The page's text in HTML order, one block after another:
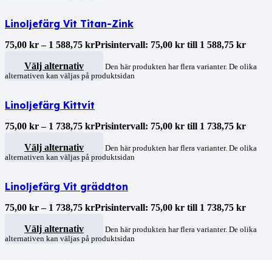
Linoljefärg Vit Titan-Zink
75,00 kr – 1 588,75 krPrisintervall: 75,00 kr till 1 588,75 kr
Välj alternativ
Den här produkten har flera varianter. De olika
alternativen kan väljas på produktsidan
Linoljefärg Kittvit
75,00 kr – 1 738,75 krPrisintervall: 75,00 kr till 1 738,75 kr
Välj alternativ
Den här produkten har flera varianter. De olika
alternativen kan väljas på produktsidan
Linoljefärg Vit gräddton
75,00 kr – 1 738,75 krPrisintervall: 75,00 kr till 1 738,75 kr
Välj alternativ
Den här produkten har flera varianter. De olika
alternativen kan väljas på produktsidan